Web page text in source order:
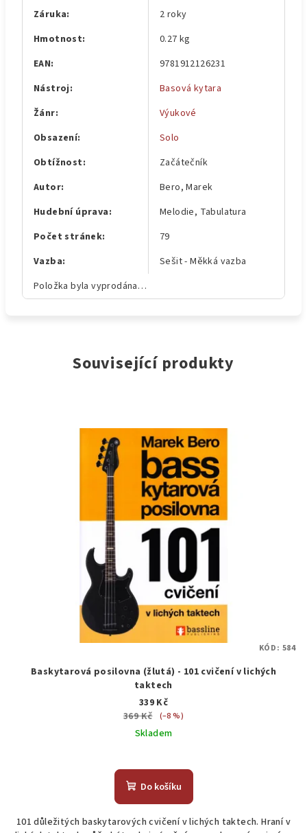
Záruka:
2 roky
Hmotnost:
0.27 kg
EAN:
9781912126231
Nástroj:
Basová kytara
Žánr:
Výukové
Obsazení:
Solo
Obtížnost:
Začátečník
Autor:
Bero, Marek
Hudební úprava:
Melodie, Tabulatura
Počet stránek:
79
Vazba:
Sešit - Měkká vazba
Položka byla vyprodána…
Související produkty
Baskytarová posilovna (žlutá) - 101 cvičení v lichých
taktech
339 Kč
369 Kč
(–8 %)
Skladem
Do košíku
101 důležitých baskytarových cvičení v lichých taktech. Hraní v
KÓD: 584